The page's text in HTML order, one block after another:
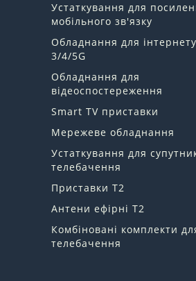
Устаткування для
мобільного зв'язку
Обладнання для інтернету
3/4/5G
Обладнання для
відеоспостереження
Smart TV приставки
Мережеве обладнання
Устаткування для
телебачення
Приставки Т2
Антени ефірні Т2
Комбіновані комплекти
телебачення